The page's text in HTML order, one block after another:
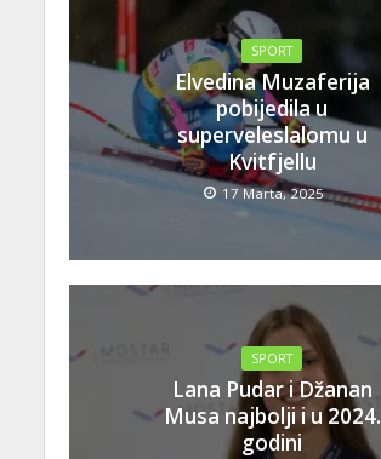
SPORT
Elvedina Muzaferija
pobijedila u
superveleslalomu u
Kvitfjellu
17 Marta, 2025
SPORT
Lana Pudar i Džanan
Musa najbolji i u 2024.
godini